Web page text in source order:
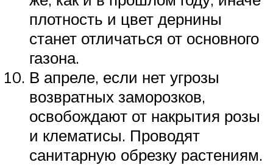
плотность и цвет дернины
станет отличаться от основного
газона.
В апреле, если нет угрозы
возвратных заморозков,
освобождают от накрытия розы
и клематисы. Проводят
санитарную обрезку растениям.